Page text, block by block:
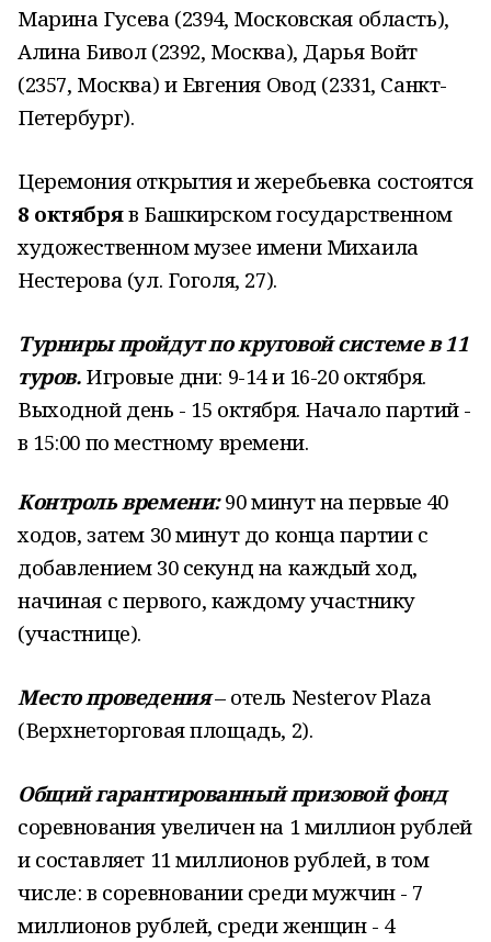
Марина Гусева (2394, Московская область),
Алина Бивол (2392, Москва), Дарья Войт
(2357, Москва) и Евгения Овод (2331, Санкт-
Петербург).
Церемония открытия и жеребьевка состоятся
8 октябряв Башкирском государственном
художественном музее имени Михаила
Нестерова (ул. Гоголя, 27).
Турниры пройдут по круговой системе в 11
туров.Игровые дни: 9-14 и 16-20 октября.
Выходной день - 15 октября. Начало партий -
в 15:00 по местному времени.
Контроль времени:90 минут на первые 40
ходов, затем 30 минут до конца партии с
добавлением 30 секунд на каждый ход,
начиная с первого, каждому участнику
(участнице).
Место проведения– отель Nesterov Plaza
(Верхнеторговая площадь, 2).
Общий гарантированный призовой фонд
соревнования увеличен на 1 миллион рублей
и составляет 11 миллионов рублей, в том
числе: в соревновании среди мужчин - 7
миллионов рублей, среди женщин - 4